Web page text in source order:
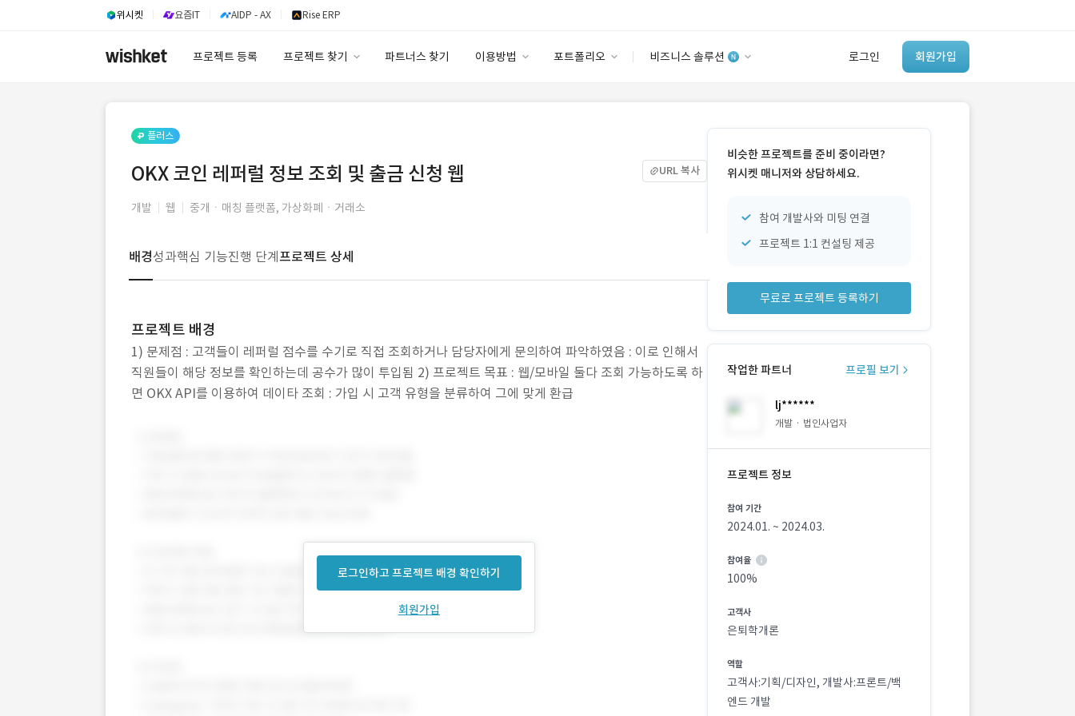
위시켓 요즘IT AIDP - AX Rise ERP
프로젝트 등록 프로젝트 찾기 파트너스 찾기 이용방법 포트폴리오 비즈니스 솔루션 로그인 회원가입
안심 코드 케어
스토어
‘이런 거’ 만들어본
개발 회사 있어?
플러스
OKX 코인 레퍼럴 정보 조회 및 출금 신청 웹 URL 복사
개발 웹 중개ㆍ매칭 플랫폼, 가상화폐ㆍ거래소
배경성과핵심 기능진행 단계 프로젝트 상세
프로젝트 배경
1) 문제점 : 고객들이 레퍼럴 점수를 수기로 직접 조회하거나 담당자에게 문의하여 파악하였음 : 이로 인해서
직원들이 해당 정보를 확인하는데 공수가 많이 투입됨 2) 프로젝트 목표 : 웹/모바일 둘다 조회 가능하도록 하
면 OKX API를 이용하여 데이타 조회 : 가입 시 고객 유형을 분류하여 그에 맞게 환급
로그인하고 프로젝트 배경 확인하기
회원가입
비슷한 프로젝트를 준비 중이라면?
위시켓 매니저와 상담하세요.
참여 개발사와 미팅 연결
프로젝트 1:1 컨설팅 제공
무료로 프로젝트 등록하기
작업한 파트너 프로필 보기
lj******
개발 · 법인사업자
프로젝트 정보
참여 기간
2024.01. ~ 2024.03.
참여율
100%
고객사
은퇴학개론
역할
고객사:기획/디자인, 개발사:프론트/백
엔드 개발